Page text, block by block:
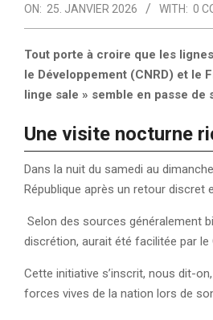
ON: 25. JANVIER 2026 WITH: 0
Tout porte à croire que les
le Développement (CNRD) et le
linge sale » semble en passe de
Une visite nocturne
Dans la nuit du samedi au
République après un retour discret
Selon des sources généralement
discrétion, aurait été facilitée par le
Cette initiative s’inscrit, nous dit-
forces vives de la nation lors de